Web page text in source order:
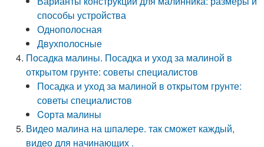
способы устройства
Однополосная
Двухполосные
Посадка малины. Посадка и уход за малиной в
открытом грунте: советы специалистов
Посадка и уход за малиной в открытом грунте:
советы специалистов
Cорта малины
Видео малина на шпалере. так сможет каждый,
видео для начинающих .